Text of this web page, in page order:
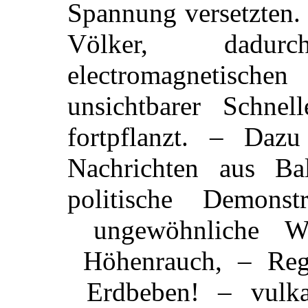
Spannung
Völker,
unsichtbarer
fortpflanzt. –
Nachrichten aus
politische
ungewöhnliche
Höhenrauch, –
Erdbeben! –